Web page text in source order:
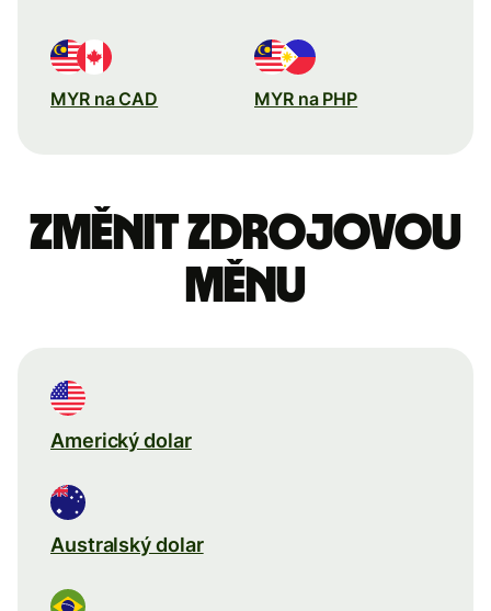
MYR na CAD MYR na PHP
Změnit zdrojovou
měnu
Americký dolar
Australský dolar